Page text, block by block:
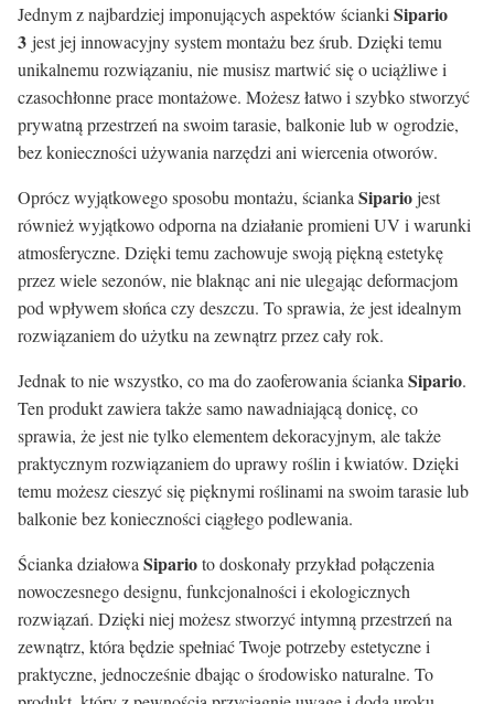
Jednym z najbardziej imponujących aspektów ściankiSipario
3 jest jej innowacyjny system montażu bez śrub. Dzięki temu
unikalnemu rozwiązaniu, nie musisz martwić się o uciążliwe i
czasochłonne prace montażowe. Możesz łatwo i szybko stworzyć
prywatną przestrzeń na swoim tarasie, balkonie lub w ogrodzie,
bez konieczności używania narzędzi ani wiercenia otworów.
Oprócz wyjątkowego sposobu montażu, ściankaSipariojest
również wyjątkowo odporna na działanie promieni UV i warunki
atmosferyczne. Dzięki temu zachowuje swoją piękną estetykę
przez wiele sezonów, nie blaknąc ani nie ulegając deformacjom
pod wpływem słońca czy deszczu. To sprawia, że jest idealnym
rozwiązaniem do użytku na zewnątrz przez cały rok.
Jednak to nie wszystko, co ma do zaoferowania ściankaSipario.
Ten produkt zawiera także samo nawadniającą donicę, co
sprawia, że jest nie tylko elementem dekoracyjnym, ale także
praktycznym rozwiązaniem do uprawy roślin i kwiatów. Dzięki
temu możesz cieszyć się pięknymi roślinami na swoim tarasie lub
balkonie bez konieczności ciągłego podlewania.
Ścianka działowaSiparioto doskonały przykład połączenia
nowoczesnego designu, funkcjonalności i ekologicznych
rozwiązań. Dzięki niej możesz stworzyć intymną przestrzeń na
zewnątrz, która będzie spełniać Twoje potrzeby estetyczne i
praktyczne, jednocześnie dbając o środowisko naturalne. To